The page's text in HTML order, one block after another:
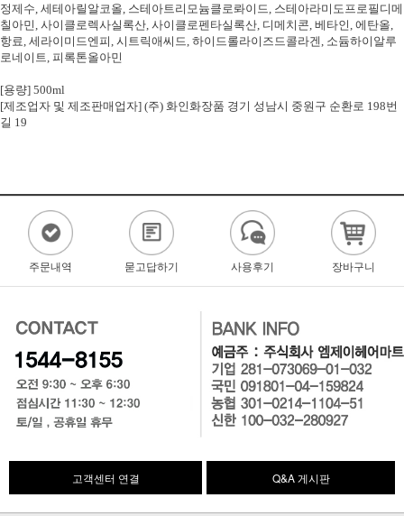
정제수 세테아릴알코올 스테아트리모늄클로롸이드 스테아라미도프로필디메
칠아민 사이클로렉사실록산 사이클로펜타실록산 디메치콘 베타인 에탄올
항료 세라이미드엔피 시트릭애씨드 하이드롤라이즈드콜라겐 소듐하이알루
로네이트 피록톤올아민
[용량] 500ml
[제조업자 및 제조판매업자] (주) 화인화장품 경기 성남시 중원구 순환로 198번
길 19
주문내역 묻고답하기 사용후기 장바구니
고객센터 연결 Q&A 게시판